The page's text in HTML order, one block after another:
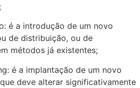
é a introdução de um novo
de distribuição, ou de
métodos já existentes;
é a implantação de um novo
deve alterar significativamente